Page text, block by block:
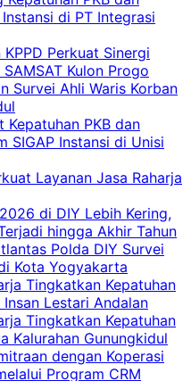
di PT Integrasi
KPPD Perkuat Sinergi
Kulon Progo
Survei Ahli Waris Korban
Kepatuhan PKB dan
SIGAP Instansi di Unisi
Layanan Jasa Raharja
di DIY Lebih Kering,
hingga Akhir Tahun
Polda DIY Survei
Kota Yogyakarta
Tingkatkan Kepatuhan
Insan Lestari Andalan
Tingkatkan Kepatuhan
Kalurahan Gunungkidul
dengan Koperasi
Program CRM